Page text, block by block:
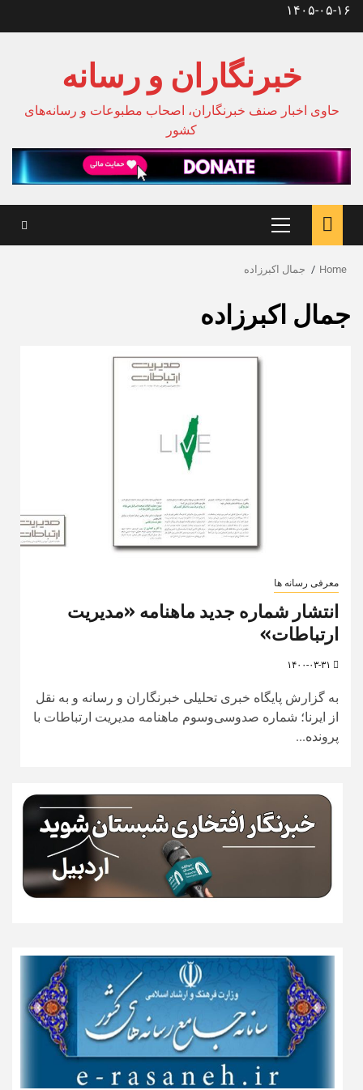
Skip۱۴۰۵-۰۵-۱۶
خبرنگاران و رسانه
حاوی اخبار صنف خبرنگاران، اصحاب مطبوعات و رسانه‌های
کشور
Primary
Menu
Home جمال اکبرزاده
جمال اکبرزاده
معرفی رسانه ها
انتشار شماره جدید ماهنامه «مدیریت
ارتباطات»
به گزارش پایگاه خبری تحلیلی خبرنگاران و رسانه و به نقل
از ایرنا؛ شماره صدوسی‌وسوم ماهنامه مدیریت ارتباطات با
پرونده‌...